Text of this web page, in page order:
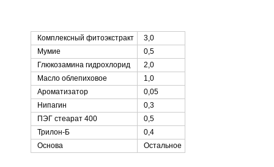
Комплексный фитоэкстракт
3,0
Мумие
0,5
Глюкозамина гидрохлорид
2,0
Масло облепиховое
1,0
Ароматизатор
0,05
Нипагин
0,3
ПЭГ стеарат 400
0,5
Трилон-Б
0,4
Основа
Остальное